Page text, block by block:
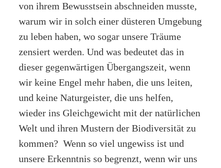
von ihrem Bewusstsein abschneiden musste,
warum wir in solch einer düsteren Umgebung
zu leben haben, wo sogar unsere Träume
zensiert werden. Und was bedeutet das in
dieser gegenwärtigen Übergangszeit, wenn
wir keine Engel mehr haben, die uns leiten,
und keine Naturgeister, die uns helfen,
wieder ins Gleichgewicht mit der natürlichen
Welt und ihren Mustern der Biodiversität zu
kommen? Wenn so viel ungewiss ist und
unsere Erkenntnis so begrenzt, wenn wir uns